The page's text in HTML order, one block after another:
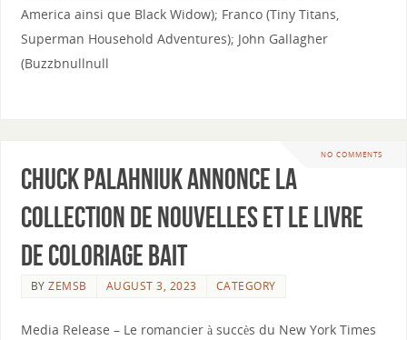
America ainsi que Black Widow); Franco (Tiny Titans,
Superman Household Adventures); John Gallagher
(Buzzbnullnull
NO COMMENTS
Chuck Palahniuk annonce la
collection de nouvelles et le livre
de coloriage Bait
BYZEMSB AUGUST 3, 2023 CATEGORY
Media Release – Le romancier à succès du New York Times